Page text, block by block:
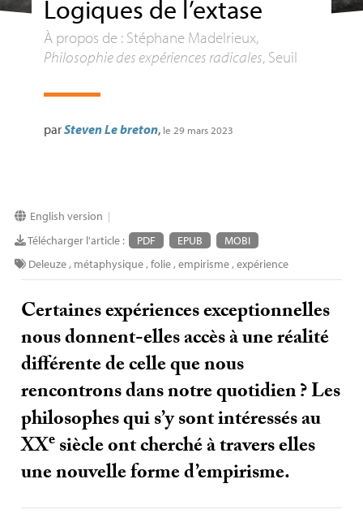
Logiques de l’extase
À propos de : Stéphane Madelrieux,
Philosophie des expériences radicales, Seuil
parSteven Le breton, le 29 mars 2023
English version |
Télécharger l'article : PDF EPUB
MOBI
Deleuze, métaphysique,folie,empirisme,expérience
Certaines expériences exceptionnelles
nous donnent-elles accès à une réalité
différente de celle que nous
rencontrons dans notre quotidien? Les
philosophes qui s’y sont intéressés au
XXesiècle ont cherché à travers elles
une nouvelle forme d’empirisme.